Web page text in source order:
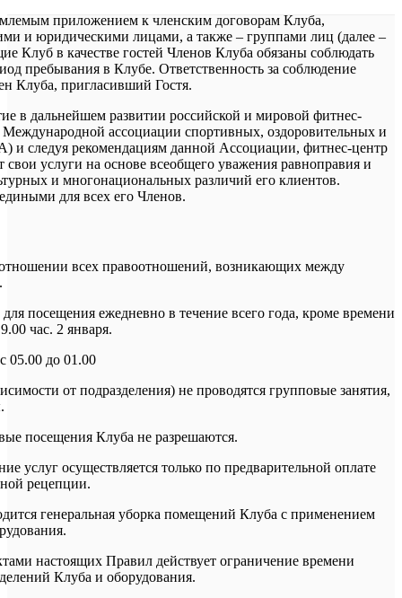
приложением к членским договорам Клуба,
и юридическими лицами, а также – группами лиц (далее –
Клуб в качестве гостей Членов Клуба обязаны соблюдать
пребывания в Клубе. Ответственность за соблюдение
Клуба, пригласивший Гостя.
в дальнейшем развитии российской и мировой фитнес-
Международной ассоциации спортивных, оздоровительных и
и следуя рекомендациям данной Ассоциации, фитнес-центр
свои услуги на основе всеобщего уважения равноправия и
и многонациональных различий его клиентов.
для всех его Членов.
всех правоотношений, возникающих между
посещения ежедневно в течение всего года, кроме времени
час. 2 января.
05.00 до 01.00
от подразделения) не проводятся групповые занятия,
посещения Клуба не разрешаются.
услуг осуществляется только по предварительной оплате
рецепции.
генеральная уборка помещений Клуба с применением
настоящих Правил действует ограничение времени
Клуба и оборудования.